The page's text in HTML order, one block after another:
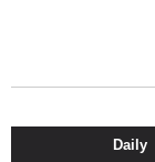
Daily